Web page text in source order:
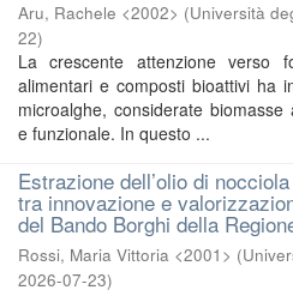
Aru, Rachele <2002> (Università
22)
La crescente attenzione verso
alimentari e composti bioattivi ha
microalghe, considerate
e funzionale. In questo ...
Estrazione dell’olio di
tra innovazione e
del Bando Borghi della
Rossi, Maria Vittoria <2001> (
2026-07-23)